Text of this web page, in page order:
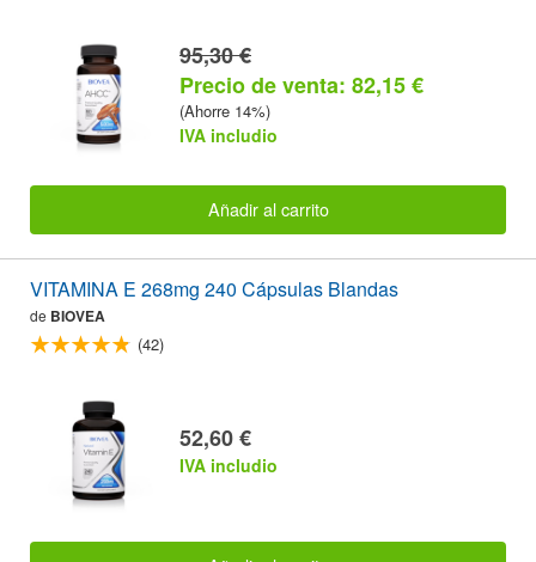
95,30 €
Precio de venta: 82,15 €
(Ahorre 14%)
IVA includio
Añadir al carrito
VITAMINA E 268mg 240 Cápsulas Blandas
de BIOVEA
(42)
52,60 €
IVA includio